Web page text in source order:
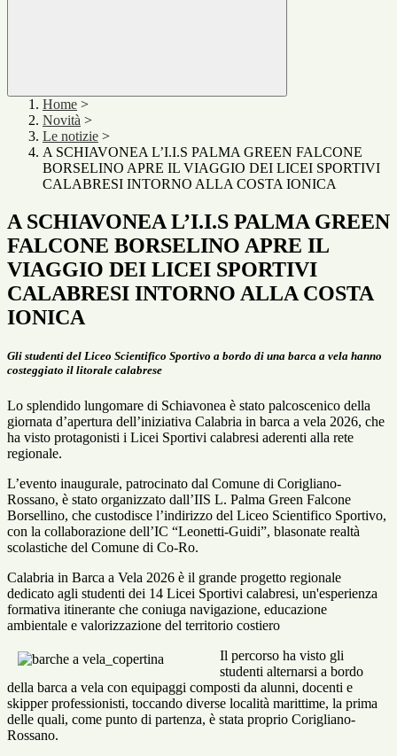
Home >
Novità >
Le notizie >
A SCHIAVONEA L’I.I.S PALMA GREEN FALCONE
BORSELINO APRE IL VIAGGIO DEI LICEI SPORTIVI
CALABRESI INTORNO ALLA COSTA IONICA
A SCHIAVONEA L’I.I.S PALMA GREEN
FALCONE BORSELINO APRE IL
VIAGGIO DEI LICEI SPORTIVI
CALABRESI INTORNO ALLA COSTA
IONICA
Gli studenti del Liceo Scientifico Sportivo a bordo di una barca a vela hanno
costeggiato il litorale calabrese
Lo splendido lungomare di Schiavonea è stato palcoscenico della
giornata d’apertura dell’iniziativa Calabria in barca a vela 2026, che
ha visto protagonisti i Licei Sportivi calabresi aderenti alla rete
regionale.
L’evento inaugurale, patrocinato dal Comune di Corigliano-
Rossano, è stato organizzato dall’IIS L. Palma Green Falcone
Borsellino, che custodisce l’indirizzo del Liceo Scientifico Sportivo,
con la collaborazione dell’IC “Leonetti-Guidi”, blasonate realtà
scolastiche del Comune di Co-Ro.
Calabria in Barca a Vela 2026 è il grande progetto regionale
dedicato agli studenti dei 14 Licei Sportivi calabresi, un'esperienza
formativa itinerante che coniuga navigazione, educazione
ambientale e valorizzazione del territorio costiero
Il percorso ha visto gli
studenti alternarsi a bordo
della barca a vela con equipaggi composti da alunni, docenti e
skipper professionisti, toccando diverse località marittime, la prima
delle quali, come punto di partenza, è stata proprio Corigliano-
Rossano.